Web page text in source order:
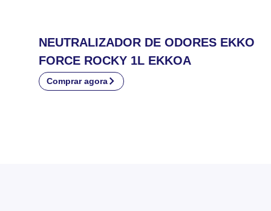
NEUTRALIZADOR DE ODORES EKKO
FORCE ROCKY 1L EKKOA
Comprar agora